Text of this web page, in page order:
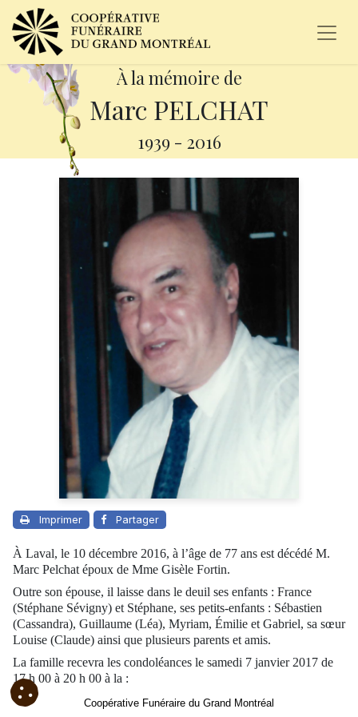
À la mémoire de
Marc PELCHAT
1939 - 2016
Imprimer Partager
À Laval, le 10 décembre 2016, à l’âge de 77 ans est décédé M.
Marc Pelchat époux de Mme Gisèle Fortin.
Outre son épouse, il laisse dans le deuil ses enfants : France
(Stéphane Sévigny) et Stéphane, ses petits-enfants : Sébastien
(Cassandra), Guillaume (Léa), Myriam, Émilie et Gabriel, sa sœur
Louise (Claude) ainsi que plusieurs parents et amis.
La famille recevra les condoléances le samedi 7 janvier 2017 de
17 h 00 à 20 h 00 à la :
Coopérative Funéraire du Grand Montréal